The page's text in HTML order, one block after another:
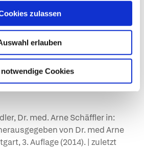
zulassen
erlauben
Cookies
Rechtslage und
Mit Verlinkung zu
Samenbanken, Praxen,
und Selbsthilfegruppen.
Dr. med. Arne Schäffler in:
von Dr. med Arne
3. Auflage (2014). | zuletzt